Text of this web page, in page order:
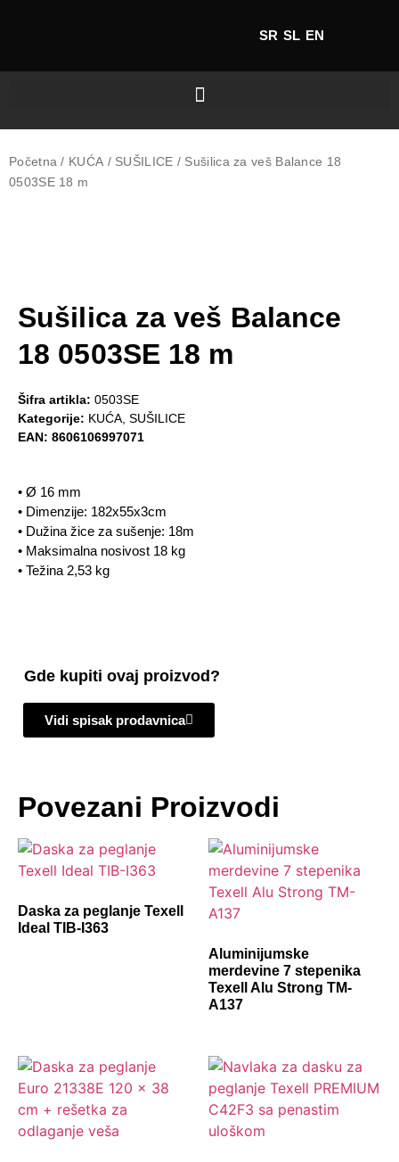
SR SL EN
Početna / KUĆA / SUŠILICE / Sušilica za veš Balance 18
0503SE 18 m
Sušilica za veš Balance
18 0503SE 18 m
Šifra artikla: 0503SE
Kategorije: KUĆA SUŠILICE
EAN: 8606106997071
• Ø 16 mm
• Dimenzije: 182x55x3cm
• Dužina žice za sušenje: 18m
• Maksimalna nosivost 18 kg
• Težina 2,53 kg
Gde kupiti ovaj proizvod?
Vidi spisak prodavnica
Povezani Proizvodi
Daska za peglanje Texell
Ideal TIB-I363
Aluminijumske
merdevine 7 stepenika
Texell Alu Strong TM-
A137